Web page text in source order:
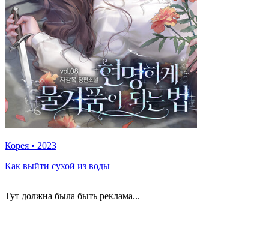
Корея • 2023
Как выйти сухой из воды
Тут должна была быть реклама...